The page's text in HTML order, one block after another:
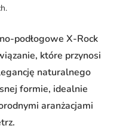
podłogowe X-Rock
które przynosi
naturalnego
formie, idealnie
aranżacjami